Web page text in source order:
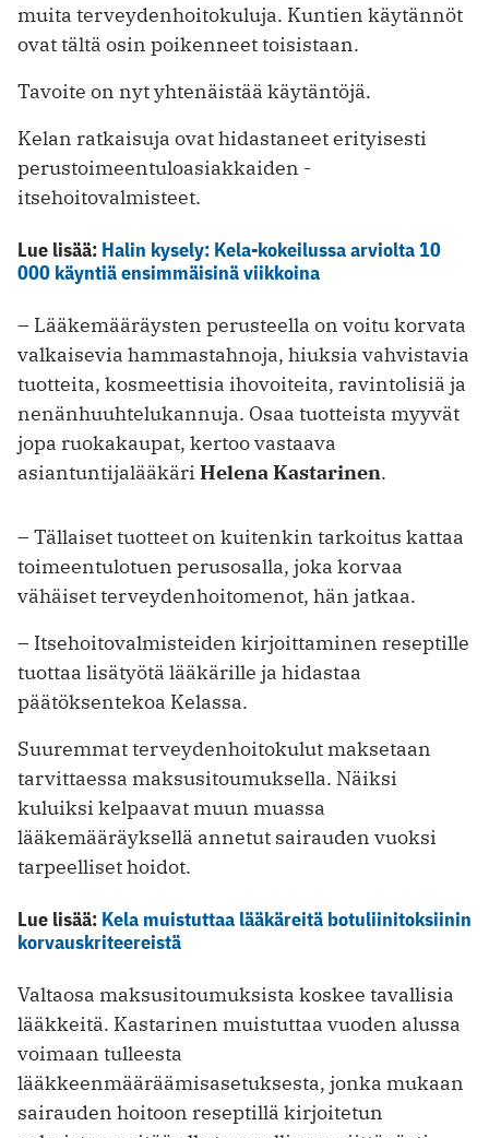
muita terveydenhoitokuluja. Kuntien käytännöt
ovat tältä osin poikenneet toisistaan.
Tavoite on nyt yhtenäistää käytäntöjä.
Kelan ratkaisuja ovat hidastaneet erityisesti
perustoimeentuloasiakkaiden ­
itsehoitovalmisteet.
Lue lisää: Halin kysely: Kela-kokeilussa arviolta 10
000 käyntiä ensimmäisinä viikkoina
– Lääkemääräysten perusteella on voitu korvata
valkaisevia hammastahnoja, hiuksia vahvistavia
tuotteita, kosmeettisia ihovoiteita, ravintolisiä ja
nenänhuuhtelukannuja. Osaa tuotteista myyvät
jopa ruokakaupat, kertoo vastaava
asiantuntijalääkäri Helena Kastarinen.
– Tällaiset tuotteet on kuitenkin tarkoitus kattaa
toimeentulotuen perusosalla, joka korvaa
vähäiset terveydenhoitomenot, hän jatkaa.
– Itsehoitovalmisteiden kirjoittaminen reseptille
tuottaa lisätyötä lääkärille ja hidastaa
päätöksentekoa Kelassa.
Suuremmat terveydenhoitokulut maksetaan
tarvittaessa maksusitoumuksella. Näiksi
kuluiksi kelpaavat muun muassa
lääkemääräyksellä annetut sairauden vuoksi
tarpeelliset hoidot.
Lue lisää: Kela muistuttaa lääkäreitä botuliinitoksiinin
korvauskriteereistä
Valtaosa maksusitoumuksista koskee tavallisia
lääkkeitä. Kastarinen muistuttaa vuoden alussa
voimaan tulleesta
lääkkeenmääräämisasetuksesta, jonka mukaan
sairauden hoitoon reseptillä kirjoitetun